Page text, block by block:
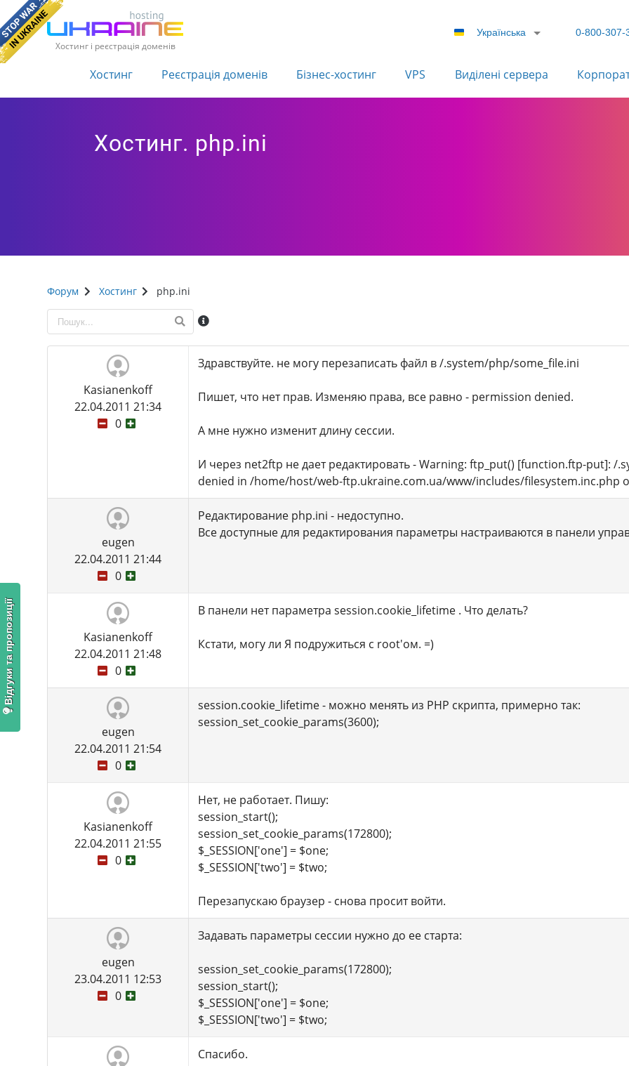
Хостинг і реєстрація доменів
Українська 0-800-307-
Хостинг Реєстрація доменів Бізнес-хостинг VPS Виділені сервера
Хостинг. php.ini
Форум Хостинг php.ini
Kasianenkoff
22.04.2011 21:34
0
Здравствуйте. не могу перезаписать файл в /.system/php/some_file.ini
Пишет, что нет прав. Изменяю права, все равно - permission denied.
А мне нужно изменит длину сессии.
И через net2ftp не дает редактировать - Warning: ftp_put() [function.ftp-put]:
denied in /home/host/web-ftp.ukraine.com.ua/www/includes/filesystem.inc.php
eugen
22.04.2011 21:44
0
Редактирование php.ini - недоступно.
Все доступные для редактирования параметры настраиваются в панели
Kasianenkoff
22.04.2011 21:48
0
В панели нет параметра session.cookie_lifetime . Что делать?
Кстати, могу ли Я подружиться с root'ом. =)
eugen
22.04.2011 21:54
0
session.cookie_lifetime - можно менять из PHP скрипта, примерно так:
session_set_cookie_params(3600);
Kasianenkoff
22.04.2011 21:55
0
Нет, не работает. Пишу:
session_start();
session_set_cookie_params(172800);
$_SESSION['one'] = $one;
$_SESSION['two'] = $two;
Перезапускаю браузер - снова просит войти.
eugen
23.04.2011 12:53
0
Задавать параметры сессии нужно до ее старта:
session_set_cookie_params(172800);
session_start();
$_SESSION['one'] = $one;
$_SESSION['two'] = $two;
Спасибо.
Відгуки та пропозиції